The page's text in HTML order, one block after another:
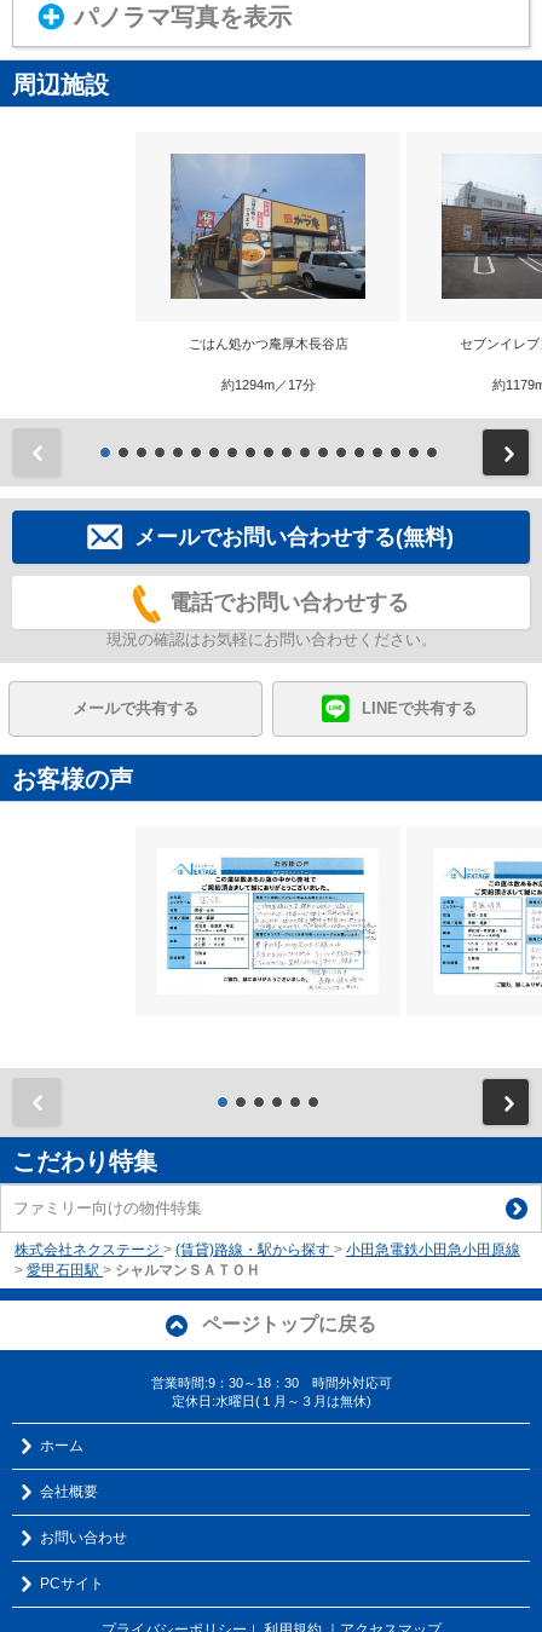
パノラマ写真を表示
周辺施設
ごはん処かつ庵厚木長谷店
約1294m／17分
セブンイレ
約
メールでお問い合わせする(無料)
電話でお問い合わせする
現況の確認はお気軽にお問い合わせください。
メールで共有する LINEで共有する
お客様の声
こだわり特集
ファミリー向けの物件特集
株式会社ネクステージ > (賃貸)路線・駅から探す > 小田急電鉄小田急小田原線
> 愛甲石田駅 > シャルマンＳＡＴＯＨ
ページトップに戻る
営業時間:9：30～18：30 時間外対応可
定休日:水曜日(１月～３月は無休)
ホーム
会社概要
お問い合わせ
PCサイト